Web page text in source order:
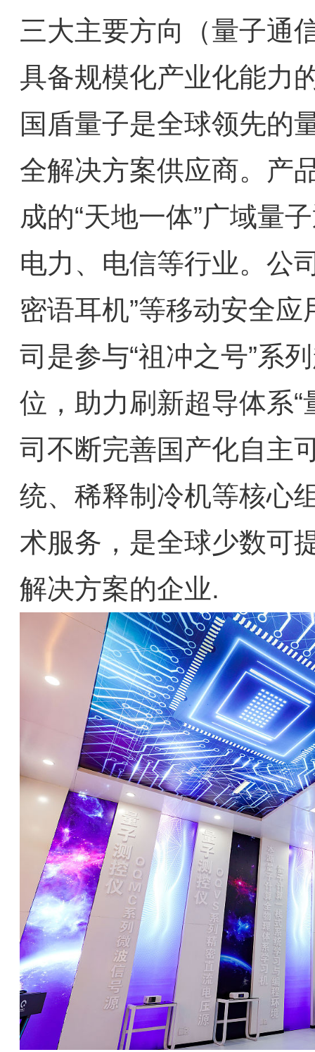
三大主要方向（量子通
具备规模化产业化能
国盾量子是全球领先的
全解决方案供应商。产
成的“天地一体”广域量
电力、电信等行业。公
密语耳机”等移动安全
司是参与“祖冲之号”系
位，助力刷新超导体系
司不断完善国产化自主
统、稀释制冷机等核心
术服务，是全球少数可
解决方案的企业.